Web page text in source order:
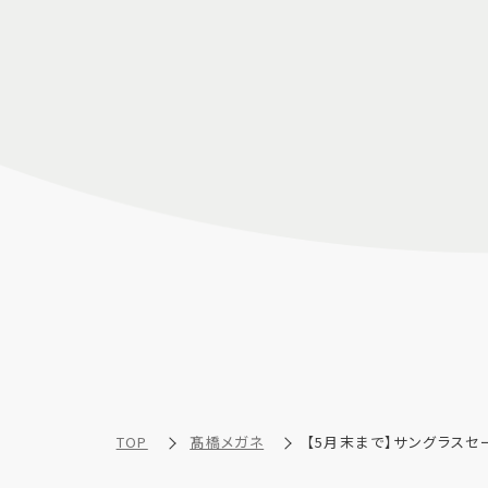
TOP 髙橋メガネ 【5月末まで】サングラスセ